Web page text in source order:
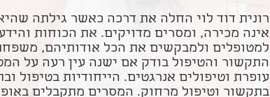
רונית דוד לוי החלה את דרכה כאשר גילתה
אינה מכירה, ומסרים מדויקים. את הכוחות
למטופלים ולמבקשים את הכל אודותיהם,
התקשור והטיפול בודק אם ישנה עין רעה על
עופרת וטיפולים אנרגטים. הייחודיות בטיפול
בתקשור וטיפול מרחוק. המסרים מתקבלים